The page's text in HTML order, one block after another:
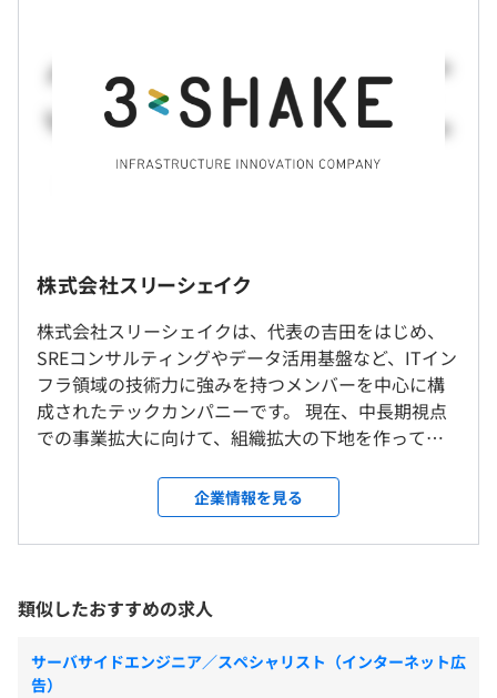
っております。
Mac Book Pro 14 inch（入社時に新規購入）
アジャイル、スクラム、コーディング規約あり
Terraform、Google Kubernetes Engine、Datadog、
Google Cloud Operations(Stackdriver)
就業場所の変更範囲
＜雇入時＞
本社
＜変更範囲＞
会社の定める場所（テレワークをおこなう場所を含む）
受動喫煙防止措置に関する事項
屋内原則禁煙、喫煙可能室設置あり
都営大江戸線 「汐留駅」 徒歩4分
山手線 京浜東北線 上野東京ライン 東海道線 横須賀･総武
快速 銀座線 都営浅草線 「新橋駅」 徒歩9分
（※ 想定年収は年収提示額を保証するものではありません）
・専門業務型裁量労働制
※勤務形態は採用時のポジションにより変わります。
休憩時間：60分
平均残業時間：平均20時間程度／月 ※全社平均
・夏季休暇
・年次有給休暇（入社時付与）
株式会社スリーシェイク
株式会社スリーシェイクは、代表の吉田をはじめ、
SREコンサルティングやデータ活用基盤など、ITイン
フラ領域の技術力に強みを持つメンバーを中心に構
成されたテックカンパニーです。 現在、中長期視点
での事業拡大に向けて、組織拡大の下地を作ってお
ットフォーマーへ◆◆ 代表の吉田は、日本初のイン
フラプラットフォームを作るために3-shakeを設立し
ました。 私たちはモノづくり集団であるとともに、
りたいと考えています。 そのためには、攻めの技術
を採用し、技術負債を定期的に解消し、事業に積極
的に関わっていきます。 当社のエンジニアは、さま
ざまなTryを通じて、キャリアアップしていくだけで
企業情報を見る
類似したおすすめの求人
サーバサイドエンジニア／スペシャリスト（インターネット広
告）